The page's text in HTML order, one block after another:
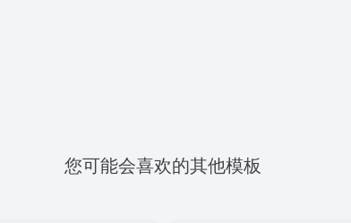
您可能会喜欢的其他模板